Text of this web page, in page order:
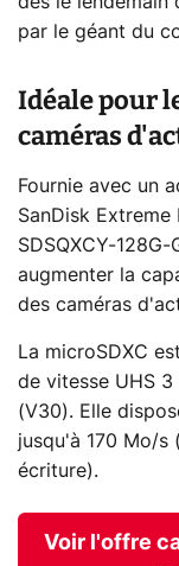
par le géant du
Idéale pour
caméras
Fournie avec un
SanDisk
SDSQXCY-
augmenter la
des caméras
La microSDXC
de vitesse UHS
(V30). Elle
jusqu'à 170 Mo/s
écriture).
Voir l'offre